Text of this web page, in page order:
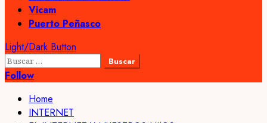
Vicam
Puerto Peñasco
Light/Dark Button
Buscar:
Follow
Home
INTERNET